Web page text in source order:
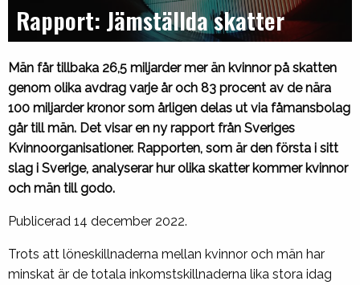
Rapport: Jämställda skatter
Män får tillbaka 26,5 miljarder mer än kvinnor på skatten
genom olika avdrag varje år och 83 procent av de nära
100 miljarder kronor som årligen delas ut via fåmansbolag
går till män. Det visar en ny rapport från Sveriges
Kvinnoorganisationer. Rapporten, som är den första i sitt
slag i Sverige, analyserar hur olika skatter kommer kvinnor
och män till godo.
Publicerad 14 december 2022.
Trots att löneskillnaderna mellan kvinnor och män har
minskat är de totala inkomstskillnaderna lika stora idag